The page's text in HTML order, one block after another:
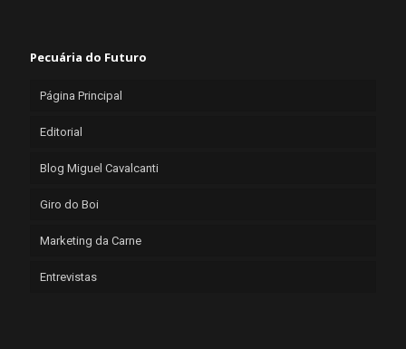
Pecuária do Futuro
Página Principal
Editorial
Blog Miguel Cavalcanti
Giro do Boi
Marketing da Carne
Entrevistas